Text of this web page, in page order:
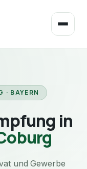
BAYERN
in
und Gewerbe